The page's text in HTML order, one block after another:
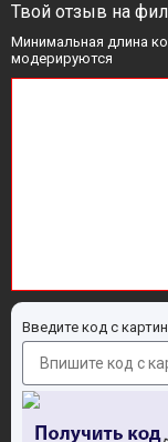
Твой отзыв на
Минимальная длина
модерируются
Введите код с